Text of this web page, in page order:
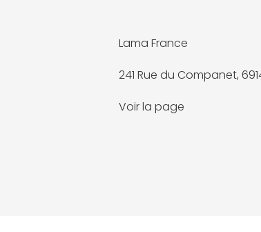
Lama France
241 Rue du Companet,
Voir la page